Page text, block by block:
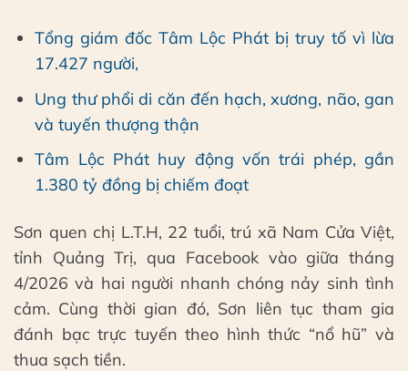
Tổng giám đốc Tâm Lộc Phát bị truy tố vì lừa
17.427 người,
Ung thư phổi di căn đến hạch, xương, não, gan
và tuyến thượng thận
Tâm Lộc Phát huy động vốn trái phép, gần
1.380 tỷ đồng bị chiếm đoạt
Sơn quen chị L.T.H, 22 tuổi, trú xã Nam Cửa Việt,
tỉnh Quảng Trị, qua Facebook vào giữa tháng
4/2026 và hai người nhanh chóng nảy sinh tình
cảm. Cùng thời gian đó, Sơn liên tục tham gia
đánh bạc trực tuyến theo hình thức “nổ hũ” và
thua sạch tiền.